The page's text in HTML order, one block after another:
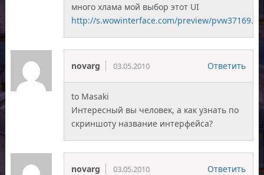
много хлама мой выбор этот UI
http://s.wowinterface.com/preview/
novarg 03.05.2010 Ответить
to Masaki
Интересный вы человек, а как узнать по
скриншоту название интерфейса?
novarg 03.05.2010 Ответить